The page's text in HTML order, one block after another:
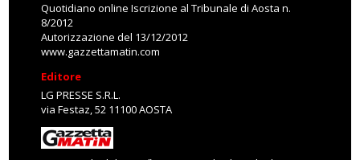
Quotidiano online Iscrizione al Tribunale di Aosta n.
8/2012
Autorizzazione del 13/12/2012
www.gazzettamatin.com
Editore
LG PRESSE S.R.L.
via Festaz, 52 11100 AOSTA